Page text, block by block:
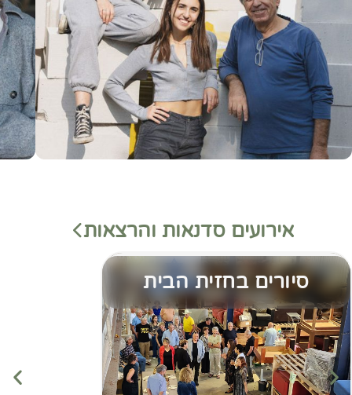
אירועים סדנאות והרצאות
סיורים בחזית הבית